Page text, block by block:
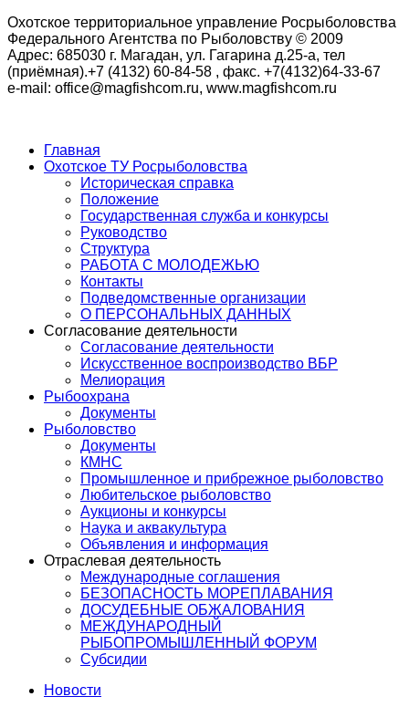
Охотское территориальное управление Росрыболовства
Федерального Агентства по Рыболовству © 2009
Адрес: 685030 г. Магадан, ул. Гагарина д.25-а, тел
(приёмная).+7 (4132) 60-84-58 , факс. +7(4132)64-33-67
e-mail: office@magfishcom.ru, www.magfishcom.ru
Главная
Охотское ТУ Росрыболовства
Историческая справка
Положение
Государственная служба и конкурсы
Руководство
Структура
РАБОТА С МОЛОДЕЖЬЮ
Контакты
Подведомственные организации
О ПЕРСОНАЛЬНЫХ ДАННЫХ
Согласование деятельности
Согласование деятельности
Искусственное воспроизводство ВБР
Мелиорация
Рыбоохрана
Документы
Рыболовство
Документы
КМНС
Промышленное и прибрежное рыболовство
Любительское рыболовство
Аукционы и конкурсы
Наука и аквакультура
Объявления и информация
Отраслевая деятельность
Международные соглашения
БЕЗОПАСНОСТЬ МОРЕПЛАВАНИЯ
ДОСУДЕБНЫЕ ОБЖАЛОВАНИЯ
МЕЖДУНАРОДНЫЙ
РЫБОПРОМЫШЛЕННЫЙ ФОРУМ
Субсидии
Новости